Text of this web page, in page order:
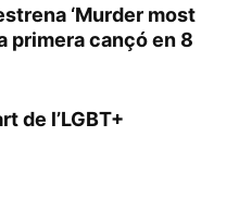
‘Murder most
primera cançó en 8
de l’LGBT+